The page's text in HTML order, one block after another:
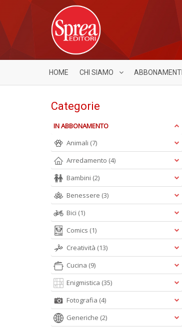
HOME CHI SIAMO ABBONAMENTI
Categorie
IN ABBONAMENTO
Animali (7)
Arredamento (4)
Bambini (2)
Benessere (3)
Bici (1)
Comics (1)
Creatività (13)
Cucina (9)
Enigmistica (35)
Fotografia (4)
Generiche (2)